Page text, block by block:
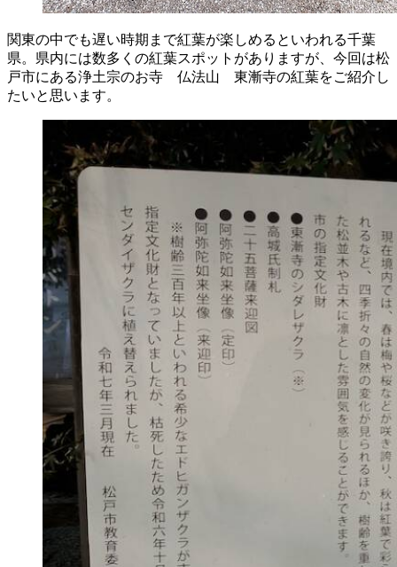
関東の中でも遅い時期まで紅葉が楽しめるといわれる千葉
県。県内には数多くの紅葉スポットがありますが、今回は松
戸市にある浄土宗のお寺 仏法山 東漸寺の紅葉をご紹介し
たいと思います。